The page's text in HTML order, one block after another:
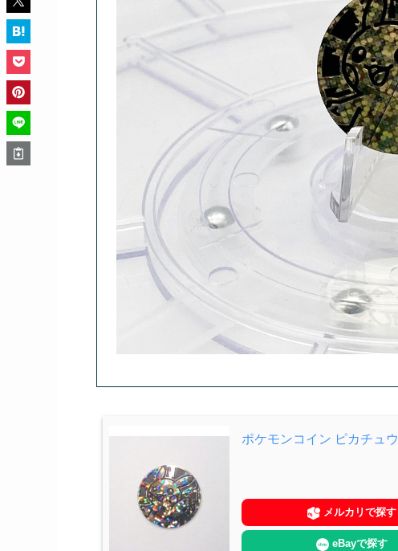
ポケモンコイン ピカチュウ
メルカリで探す
eBayで探す